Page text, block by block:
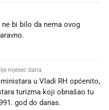
bi bilo da nema ovog
mjesec dana
u Vladi RH općenito,
turizma koji obnašao tu
god do danas.